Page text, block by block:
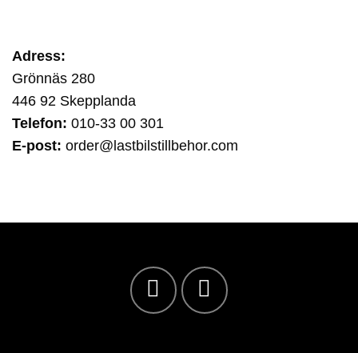
Adress:
Grönnäs 280
446 92 Skepplanda
Telefon: 010-33 00 301
E-post: order@lastbilstillbehor.com